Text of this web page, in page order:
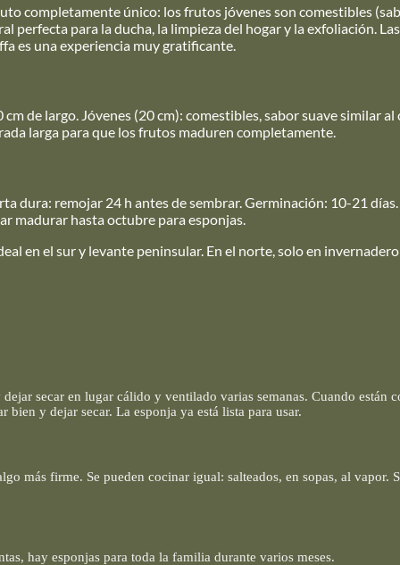
completamente único: los frutos jóvenes son comestibles
perfecta para la ducha, la limpieza del hogar y la exfoliación.
es una experiencia muy gratificante.
de largo. Jóvenes (20 cm): comestibles, sabor suave similar al
larga para que los frutos maduren completamente.
dura: remojar 24 h antes de sembrar. Germinación: 10-21
madurar hasta octubre para esponjas.
en el sur y levante peninsular. En el norte, solo en
secar en lugar cálido y ventilado varias semanas. Cuando están
y dejar secar. La esponja ya está lista para usar.
más firme. Se pueden cocinar igual: salteados, en sopas, al vapor.
hay esponjas para toda la familia durante varios meses.